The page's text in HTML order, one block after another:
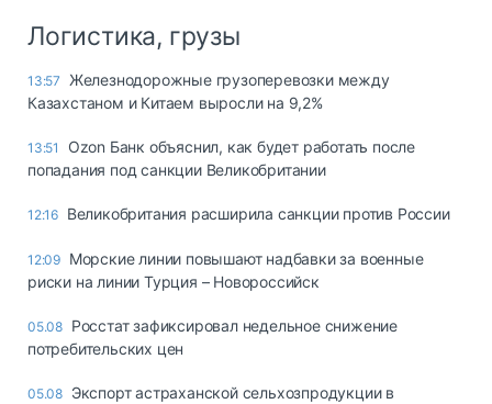
Логистика, грузы
13:57
Железнодорожные грузоперевозки между
Казахстаном и Китаем выросли на 9,2%
13:51
Ozon Банк объяснил, как будет работать после
попадания под санкции Великобритании
12:16 Великобритания расширила санкции против России
12:09 Морские линии повышают надбавки за военные
риски на линии Турция – Новороссийск
05.08 Росстат зафиксировал недельное снижение
потребительских цен
05.08 Экспорт астраханской сельхозпродукции в